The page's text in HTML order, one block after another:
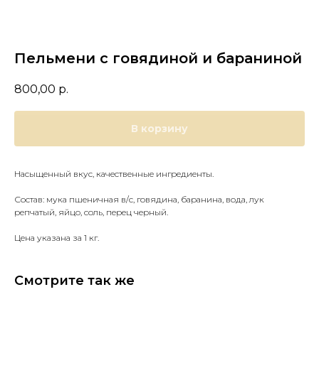
Пельмени с говядиной и бараниной
800,00 р.
В корзину
Насыщенный вкус, качественные ингредиенты.
Состав: мука пшеничная в/с, говядина, баранина, вода, лук
репчатый, яйцо, соль, перец черный.
Цена указана за 1 кг.
Смотрите так же